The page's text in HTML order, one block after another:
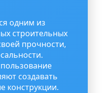
одним из
строительных
прочности,
создавать
конструкции.